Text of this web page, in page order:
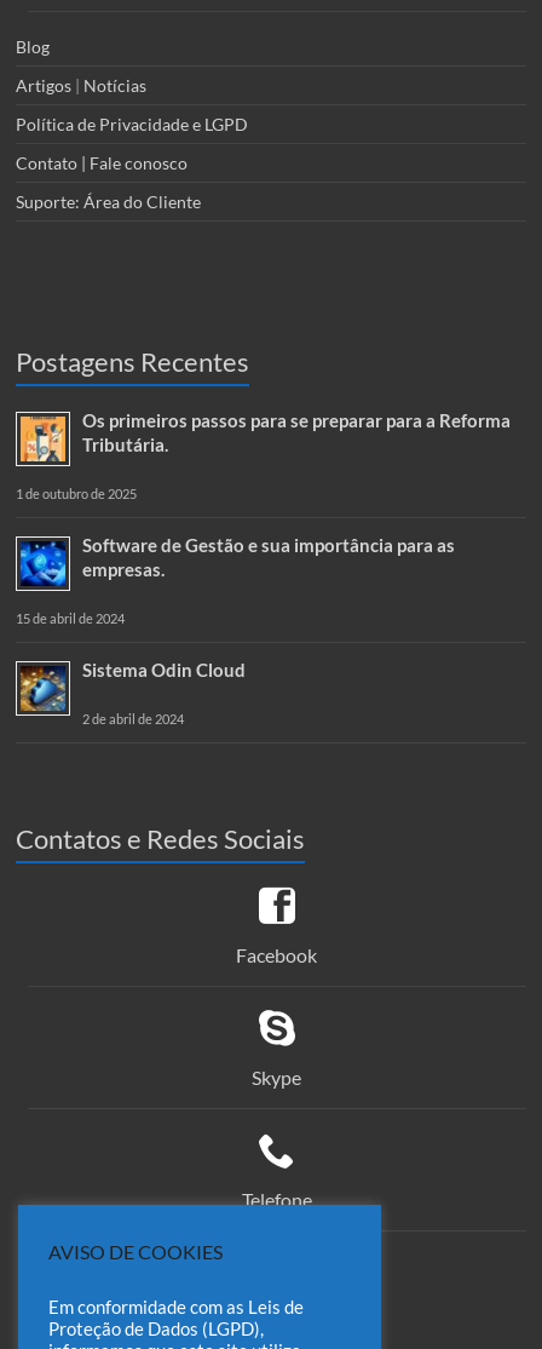
Blog
Artigos | Notícias
Política de Privacidade e LGPD
Contato | Fale conosco
Suporte: Área do Cliente
Postagens Recentes
Os primeiros passos para se preparar para a Reforma
Tributária.
1 de outubro de 2025
Software de Gestão e sua importância para as
empresas.
15 de abril de 2024
Sistema Odin Cloud
2 de abril de 2024
Contatos e Redes Sociais
Facebook
Skype
Telefone
comercial@odin.com.br
AVISO DE COOKIES
Em conformidade com as Leis de
Proteção de Dados (LGPD),